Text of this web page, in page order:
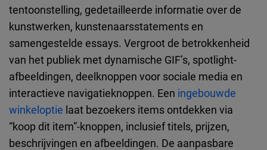
tentoonstelling, gedetailleerde informatie over de
kunstwerken, kunstenaarsstatements en
samengestelde essays. Vergroot de betrokkenheid
van het publiek met dynamische GIF’s, spotlight-
afbeeldingen, deelknoppen voor sociale media en
interactieve navigatieknoppen. Een ingebouwde
winkeloptie laat bezoekers items ontdekken via
“koop dit item”-knoppen, inclusief titels, prijzen,
beschrijvingen en afbeeldingen. De aanpasbare